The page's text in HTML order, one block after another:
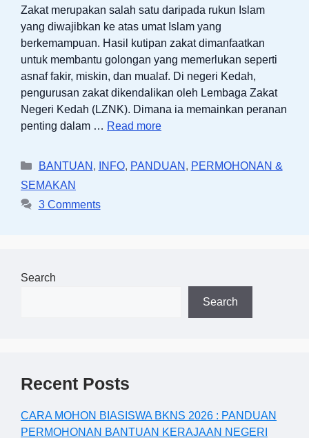
Zakat merupakan salah satu daripada rukun Islam
yang diwajibkan ke atas umat Islam yang
berkemampuan. Hasil kutipan zakat dimanfaatkan
untuk membantu golongan yang memerlukan seperti
asnaf fakir, miskin, dan mualaf. Di negeri Kedah,
pengurusan zakat dikendalikan oleh Lembaga Zakat
Negeri Kedah (LZNK). Dimana ia memainkan peranan
penting dalam … Read more
Categories
BANTUAN , INFO, PANDUAN , PERMOHONAN &
SEMAKAN
3 Comments
Search
Search
Recent Posts
CARA MOHON BIASISWA BKNS 2026 : PANDUAN
PERMOHONAN BANTUAN KERAJAAN NEGERI